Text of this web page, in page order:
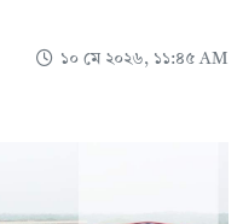
১০ মে ২০২৬, ১১:৪৫ AM